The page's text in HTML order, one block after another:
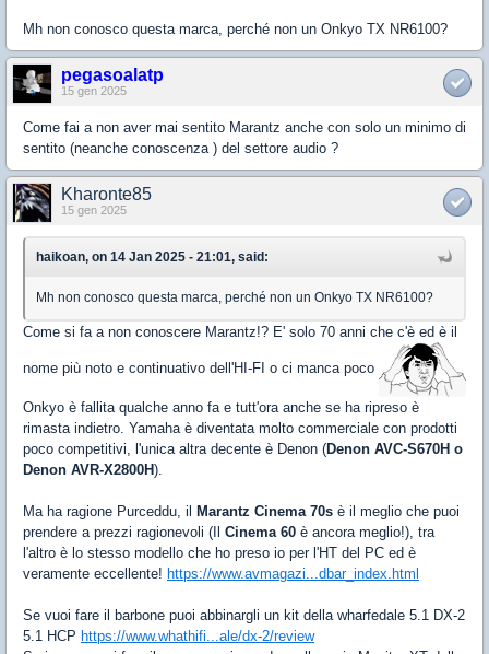
Mh non conosco questa marca, perché non un Onkyo TX NR6100?
pegasoalatp
15 gen 2025
Come fai a non aver mai sentito Marantz anche con solo un minimo di
sentito (neanche conoscenza ) del settore audio ?
Kharonte85
15 gen 2025
haikoan, on 14 Jan 2025 - 21:01, said:
Mh non conosco questa marca, perché non un Onkyo TX NR6100?
Come si fa a non conoscere Marantz!? E' solo 70 anni che c'è ed è il
nome più noto e continuativo dell'HI-FI o ci manca poco
Onkyo è fallita qualche anno fa e tutt'ora anche se ha ripreso è
rimasta indietro. Yamaha è diventata molto commerciale con prodotti
poco competitivi, l'unica altra decente è Denon (Denon AVC-S670H o
Denon AVR-X2800H).
Ma ha ragione Purceddu, il Marantz Cinema 70s è il meglio che puoi
prendere a prezzi ragionevoli (Il Cinema 60 è ancora meglio!), tra
l'altro è lo stesso modello che ho preso io per l'HT del PC ed è
veramente eccellente! https://www.avmagazi...dbar_index.html
Se vuoi fare il barbone puoi abbinargli un kit della wharfedale 5.1 DX-2
5.1 HCP https://www.whathifi...ale/dx-2/review